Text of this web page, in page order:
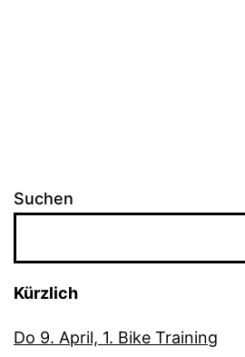
Suchen
Kürzlich
Do 9. April, 1. Bike Training